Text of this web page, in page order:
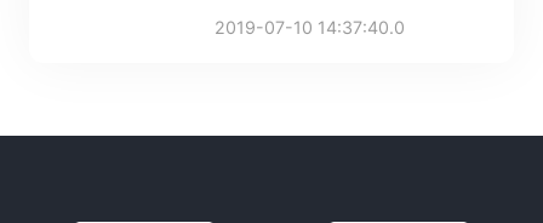
2019-07-10 14:37:40.0